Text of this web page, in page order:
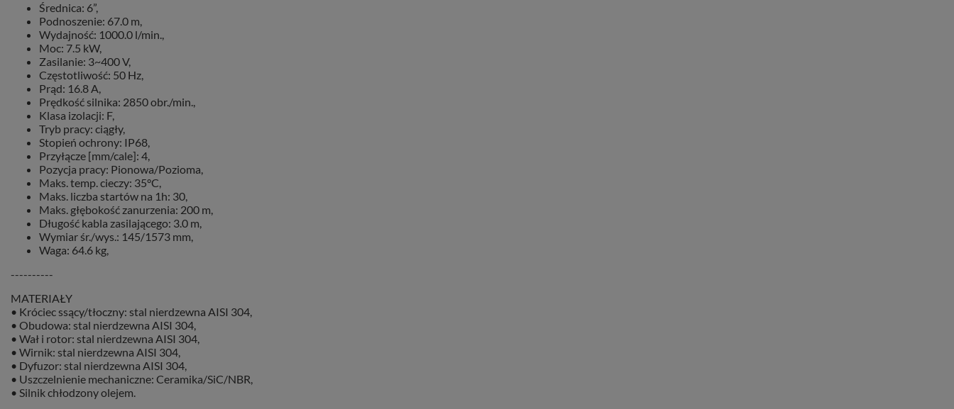
Średnica: 6”,
Podnoszenie: 67.0 m,
Wydajność: 1000.0 l/min.,
Moc: 7.5 kW,
Zasilanie: 3~400 V,
Częstotliwość: 50 Hz,
Prąd: 16.8 A,
Prędkość silnika: 2850 obr./min.,
Klasa izolacji: F,
Tryb pracy: ciągły,
Stopień ochrony: IP68,
Przyłącze [mm/cale]: 4,
Pozycja pracy: Pionowa/Pozioma,
Maks. temp. cieczy: 35°C,
Maks. liczba startów na 1h: 30,
Maks. głębokość zanurzenia: 200 m,
Długość kabla zasilającego: 3.0 m,
Wymiar śr./wys.: 145/1573 mm,
Waga: 64.6 kg,
----------
MATERIAŁY
• Króciec ssący/tłoczny: stal nierdzewna AISI 304,
• Obudowa: stal nierdzewna AISI 304,
• Wał i rotor: stal nierdzewna AISI 304,
• Wirnik: stal nierdzewna AISI 304,
• Dyfuzor: stal nierdzewna AISI 304,
• Uszczelnienie mechaniczne: Ceramika/SiC/NBR,
• Silnik chłodzony olejem.